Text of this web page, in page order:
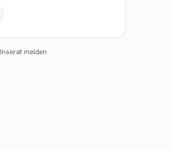
Inserat melden